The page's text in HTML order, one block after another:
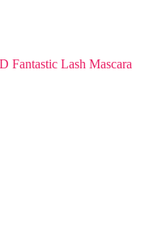
Fantastic Lash Mascara